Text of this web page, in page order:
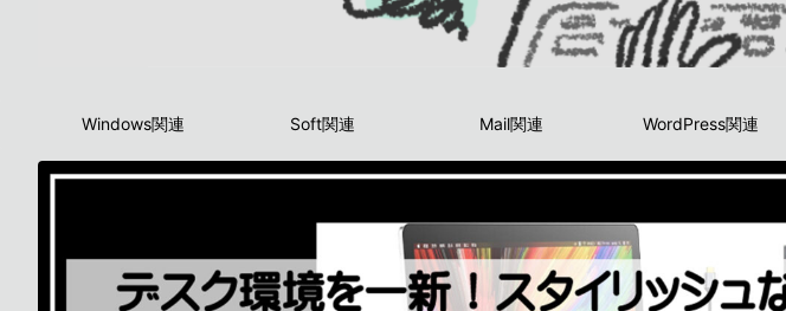
Windows関連 Soft関連 Mail関連 WordPress関連